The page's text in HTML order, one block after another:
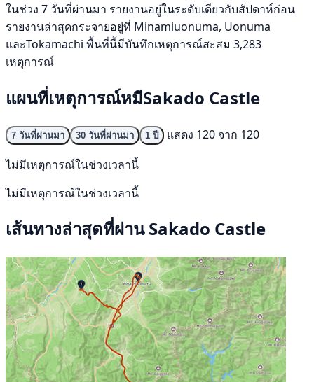
ในช่วง 7 วันที่ผ่านมา รายงานอยู่ในระดับเดียวกับสัปดาห์ก่อน
รายงานล่าสุดกระจายอยู่ที่ Minamiuonuma, Uonuma
และTokamachi พื้นที่นี้มีบันทึกเหตุการณ์สะสม 3,283
เหตุการณ์
แผนที่เหตุการณ์หมีSakado Castle
7 วันที่ผ่านมา 30 วันที่ผ่านมา 1 ปี
แสดง 120 จาก 120
ไม่มีเหตุการณ์ในช่วงเวลานี้
ไม่มีเหตุการณ์ในช่วงเวลานี้
เส้นทางล่าสุดที่ผ่าน Sakado Castle